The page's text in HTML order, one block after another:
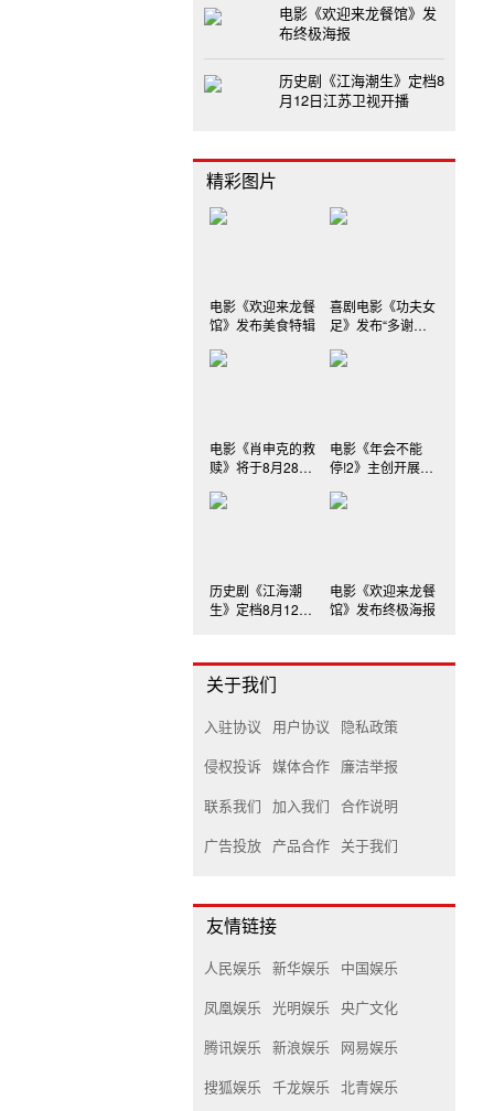
电影《欢迎来龙餐馆》发
布终极海报
历史剧《江海潮生》定档8
月12日江苏卫视开播
精彩图片
电影《欢迎来龙餐
馆》发布美食特辑
喜剧电影《功夫女
足》发布“多谢你
电影《肖申克的救
赎》将于8月28日
院线
电影《年会不能
停!2》主创开展连
活动
历史剧《江海潮
生》定档8月12日
电影《欢迎来龙餐
馆》发布终极海报
关于我们
入驻协议 用户协议
隐私政策
侵权投诉 媒体合作 廉洁举报
联系我们 加入我们 合作说明
广告投放 产品合作 关于我们
友情链接
人民娱乐 新华娱乐
中国娱乐
凤凰娱乐 光明娱乐 央广文化
腾讯娱乐 新浪娱乐
网易娱乐
搜狐娱乐 千龙娱乐 北青娱乐